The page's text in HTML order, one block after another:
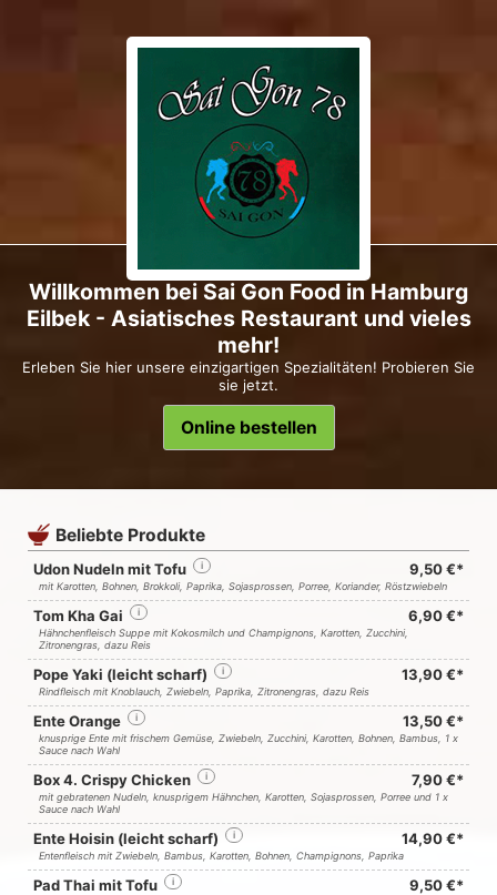
Willkommen bei Sai Gon Food in Hamburg
Eilbek - Asiatisches Restaurant und vieles
mehr!
Erleben Sie hier unsere einzigartigen Spezialitäten! Probieren Sie
sie jetzt.
Online bestellen
Beliebte Produkte
Udon Nudeln mit Tofu i 9,50 €*
mit Karotten, Bohnen, Brokkoli, Paprika, Sojasprossen, Porree, Koriander, Röstzwiebeln
Tom Kha Gai i 6,90 €*
Hähnchenfleisch Suppe mit Kokosmilch und Champignons, Karotten, Zucchini,
Zitronengras, dazu Reis
Pope Yaki (leicht scharf) i 13,90 €*
Rindfleisch mit Knoblauch, Zwiebeln, Paprika, Zitronengras, dazu Reis
Ente Orange i 13,50 €*
knusprige Ente mit frischem Gemüse, Zwiebeln, Zucchini, Karotten, Bohnen, Bambus, 1 x
Sauce nach Wahl
Box 4. Crispy Chicken i 7,90 €*
mit gebratenen Nudeln, knusprigem Hähnchen, Karotten, Sojasprossen, Porree und 1 x
Sauce nach Wahl
Ente Hoisin (leicht scharf) i 14,90 €*
Entenfleisch mit Zwiebeln, Bambus, Karotten, Bohnen, Champignons, Paprika
Pad Thai mit Tofu i 9,50 €*